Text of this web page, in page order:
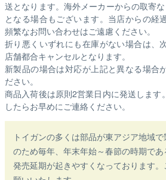
送となります。海外メーカーからの取寄
となる場合もございます。 当店からの経
頻繁なお問い合わせはご遠慮ください。
折り悪くいずれにも在庫がない場合は、
店舗都合キャンセルとなります。
新製品の場合は対応が上記と異なる場合
ださい。
商品入荷後は原則2営業日内に発送します
したらお早めにご連絡ください。
トイガンの多くは部品が東アジア地域
のため毎年、年末年始～春節の時期で
発売延期が起きやすくなっております